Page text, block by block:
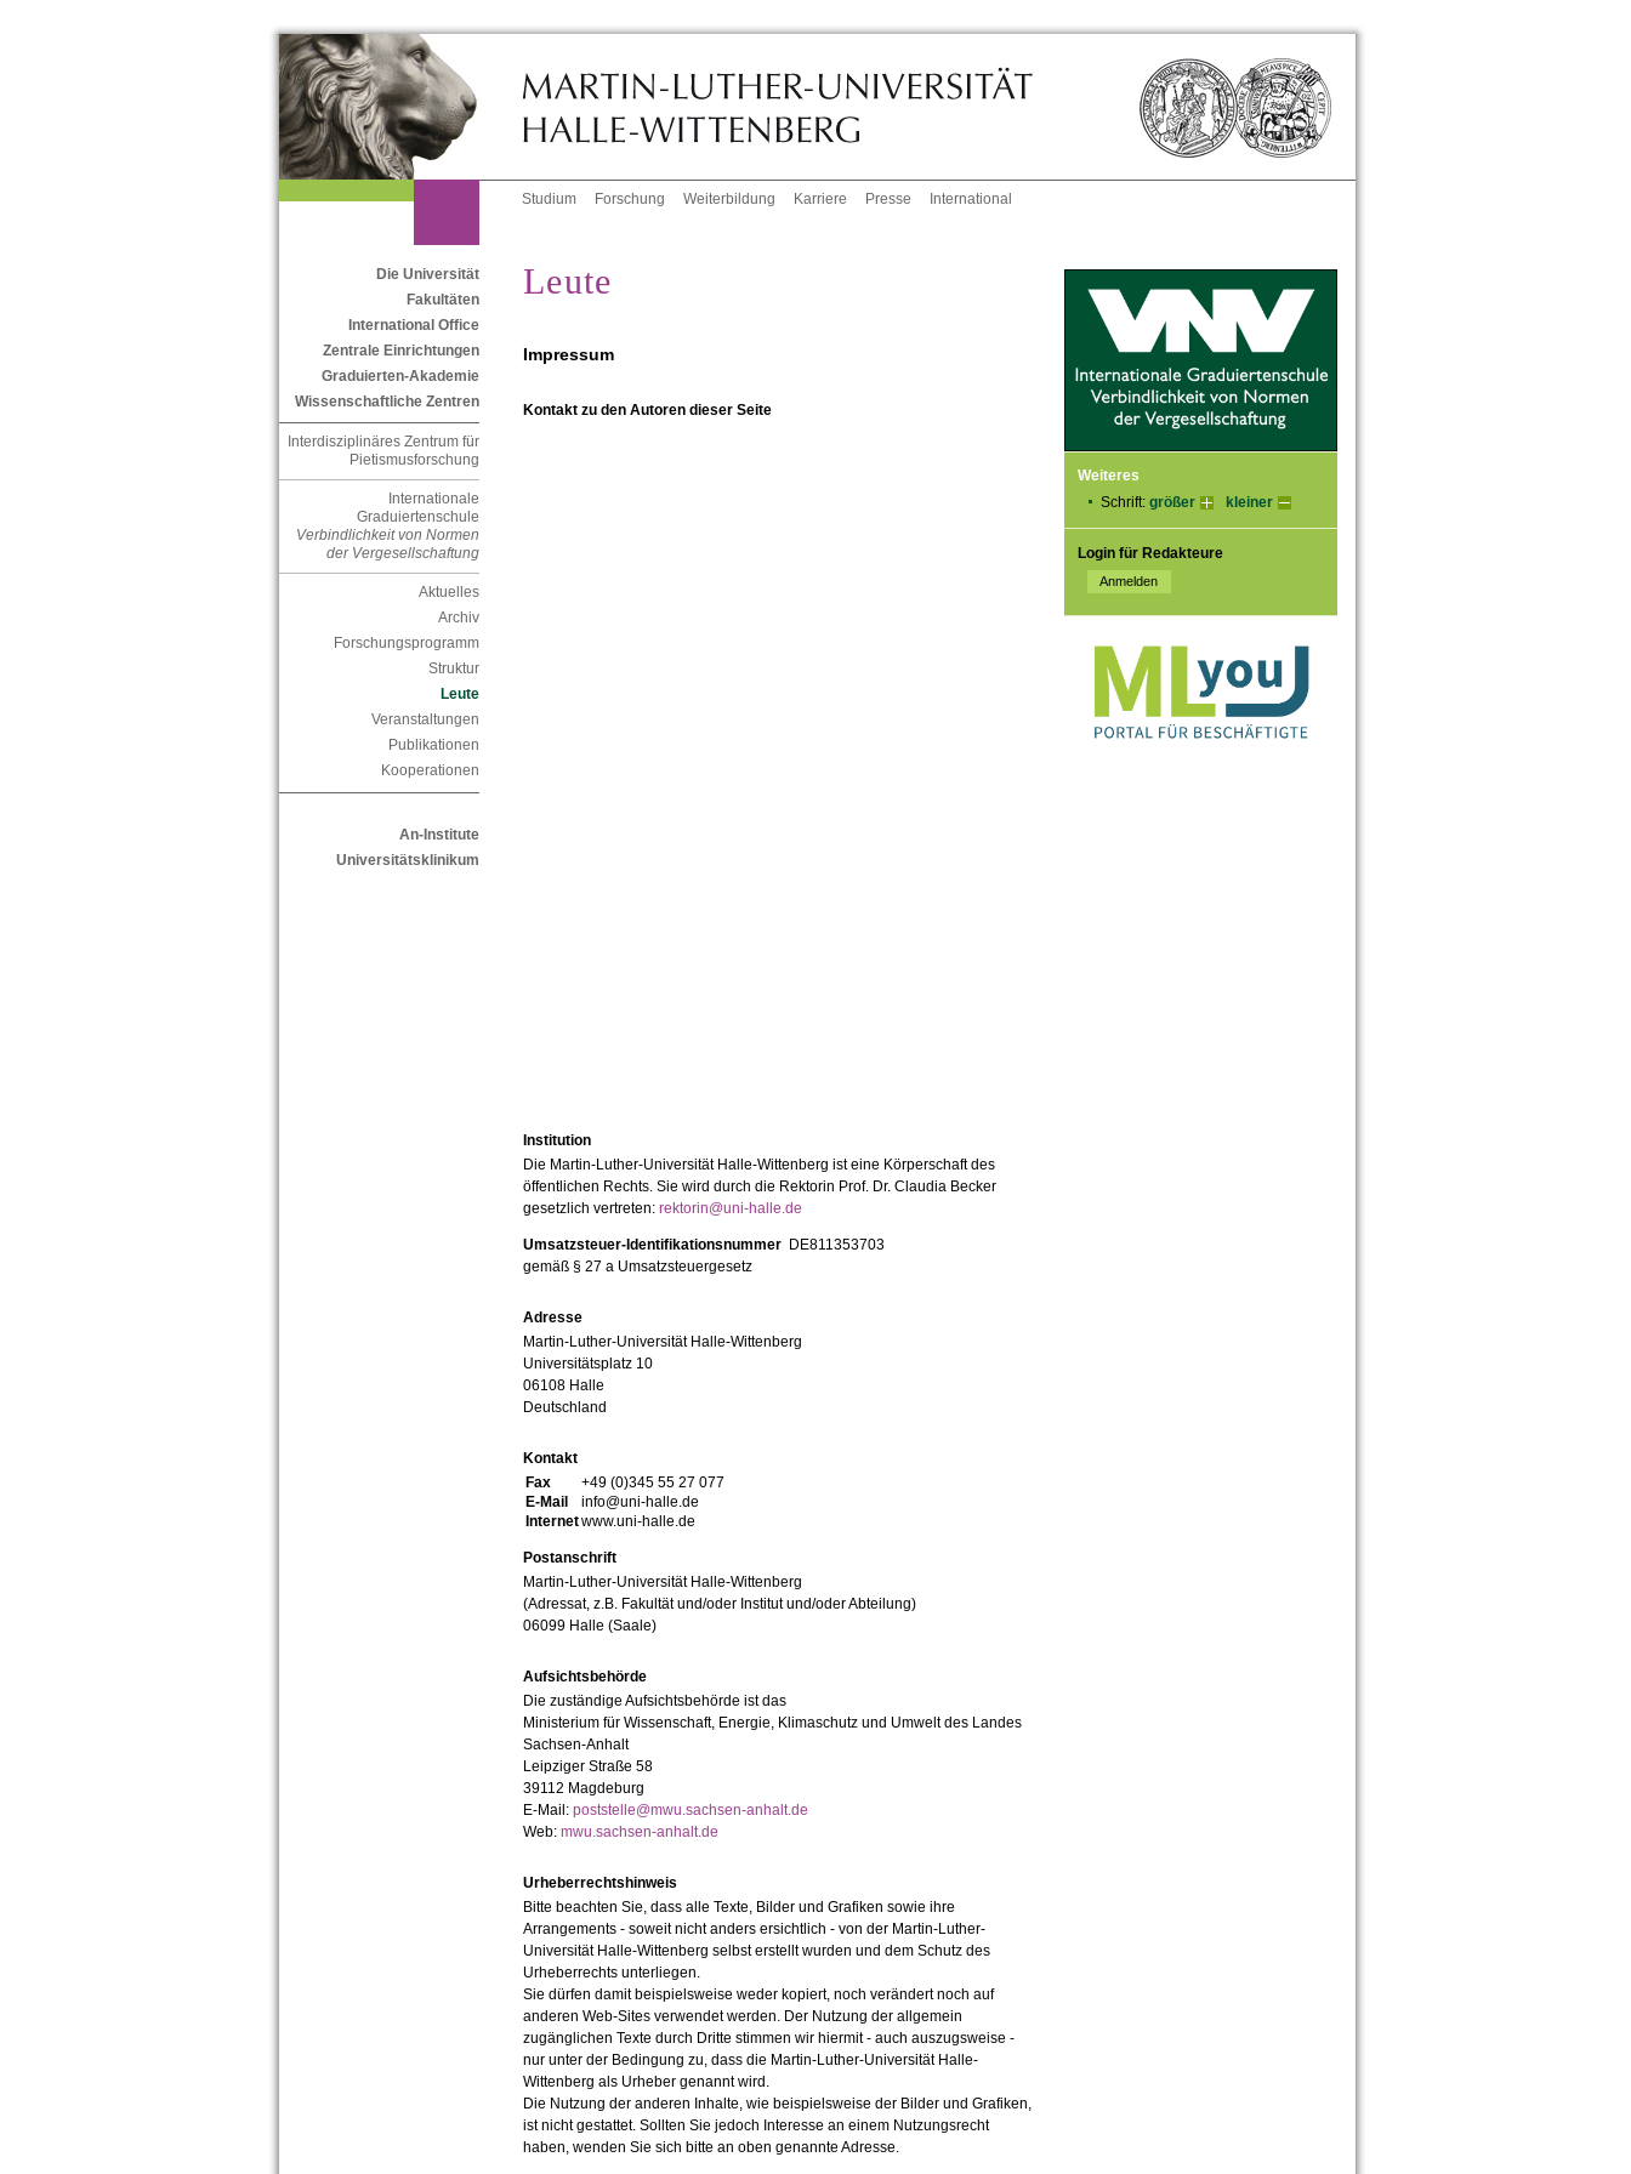
Studium Forschung Weiterbildung Karriere Presse International
Die Universität
Fakultäten
International Office
Zentrale Einrichtungen
Graduierten-Akademie
Wissenschaftliche Zentren
Interdisziplinäres Zentrum für
Pietismusforschung
Internationale
Graduiertenschule
Verbindlichkeit von Normen
der Vergesellschaftung
Aktuelles
Archiv
Forschungsprogramm
Struktur
Leute
Veranstaltungen
Publikationen
Kooperationen
An-Institute
Universitätsklinikum
Weiteres
Schrift: größer kleiner
Login für Redakteure
Leute
Impressum
Kontakt zu den Autoren dieser Seite
Institution
Die Martin-Luther-Universität Halle-Wittenberg ist eine Körperschaft des
öffentlichen Rechts. Sie wird durch die Rektorin Prof. Dr. Claudia Becker
gesetzlich vertreten: rektorin@uni-halle.de
Umsatzsteuer-Identifikationsnummer DE811353703
gemäß § 27 a Umsatzsteuergesetz
Adresse
Martin-Luther-Universität Halle-Wittenberg
Universitätsplatz 10
06108 Halle
Deutschland
Kontakt
Fax
+49 (0)345 55 27 077
E-Mail
info@uni-halle.de
Internetwww.uni-halle.de
Postanschrift
Martin-Luther-Universität Halle-Wittenberg
(Adressat, z.B. Fakultät und/oder Institut und/oder Abteilung)
06099 Halle (Saale)
Aufsichtsbehörde
Die zuständige Aufsichtsbehörde ist das
Ministerium für Wissenschaft, Energie, Klimaschutz und Umwelt des Landes
Sachsen-Anhalt
Leipziger Straße 58
39112 Magdeburg
E-Mail: poststelle@mwu.sachsen-anhalt.de
Web: mwu.sachsen-anhalt.de
Urheberrechtshinweis
Bitte beachten Sie, dass alle Texte, Bilder und Grafiken sowie ihre
Arrangements - soweit nicht anders ersichtlich - von der Martin-Luther-
Universität Halle-Wittenberg selbst erstellt wurden und dem Schutz des
Urheberrechts unterliegen.
Sie dürfen damit beispielsweise weder kopiert, noch verändert noch auf
anderen Web-Sites verwendet werden. Der Nutzung der allgemein
zugänglichen Texte durch Dritte stimmen wir hiermit - auch auszugsweise -
nur unter der Bedingung zu, dass die Martin-Luther-Universität Halle-
Wittenberg als Urheber genannt wird.
Die Nutzung der anderen Inhalte, wie beispielsweise der Bilder und Grafiken,
ist nicht gestattet. Sollten Sie jedoch Interesse an einem Nutzungsrecht
haben, wenden Sie sich bitte an oben genannte Adresse.